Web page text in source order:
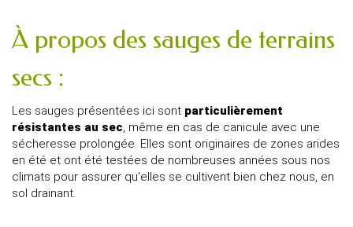
À propos des sauges de terrains
secs :
Les sauges présentées ici sont particulièrement
résistantes au sec, même en cas de canicule avec une
sécheresse prolongée. Elles sont originaires de zones arides
en été et ont été testées de nombreuses années sous nos
climats pour assurer qu'elles se cultivent bien chez nous, en
sol drainant.